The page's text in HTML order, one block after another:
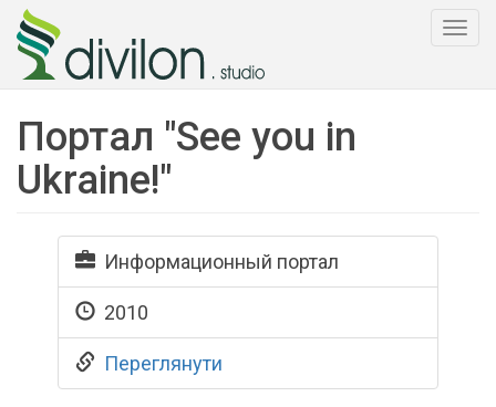
Портал "See you in
Ukraine!"
Информационный портал
2010
Переглянути